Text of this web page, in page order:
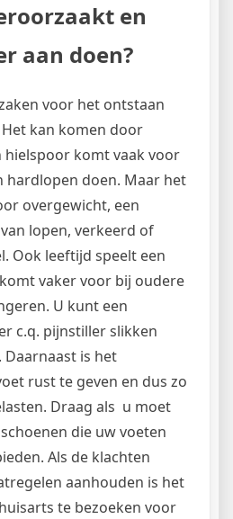
en
aan doen?
voor het ontstaan
kan komen door
hielspoor komt vaak voor
hardlopen doen. Maar het
overgewicht, een
lopen, verkeerd of
Ook leeftijd speelt een
vaker voor bij oudere
U kunt een
c.q. pijnstiller slikken
is het
rust te geven en dus zo
Draag als u moet
die uw voeten
Als de klachten
aanhouden is het
te bezoeken voor